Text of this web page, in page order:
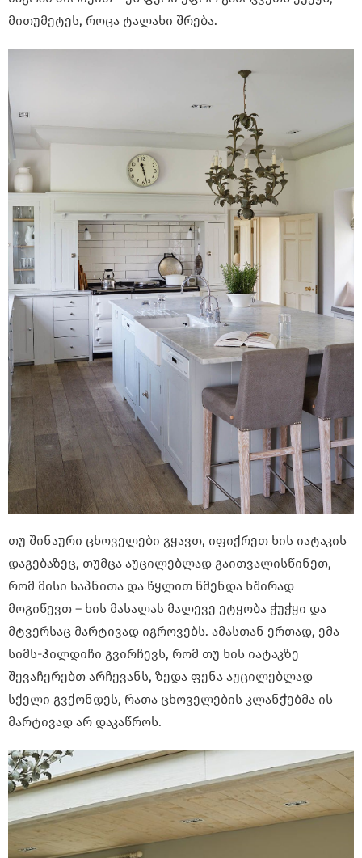
მითუმეტეს, როცა ტალახი შრება.
თუ შინაური ცხოველები გყავთ, იფიქრეთ ხის იატაკის
დაგებაზეც, თუმცა აუცილებლად გაითვალისწინეთ,
რომ მისი საპნითა და წყლით წმენდა ხშირად
მოგიწევთ – ხის მასალას მალევე ეტყობა ჭუჭყი და
მტვერსაც მარტივად იგროვებს. ამასთან ერთად, ემა
სიმს-ჰილდიჩი გვირჩევს, რომ თუ ხის იატაკზე
შევაჩერებთ არჩევანს, ზედა ფენა აუცილებლად
სქელი გვქონდეს, რათა ცხოველების კლანჭებმა ის
მარტივად არ დაკაწროს.